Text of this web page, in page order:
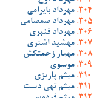
مهرداد بایرامی
مهرداد صمصامی
مهرداد قنبری
مهشید اشتری
مهیار زحمتکش
موسوی
میثم پاریزی
میثم تهی دست